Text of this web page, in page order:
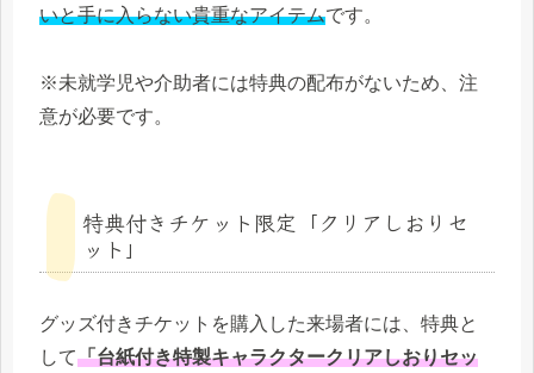
いと手に入らない貴重なアイテムです。
※未就学児や介助者には特典の配布がないため、注
意が必要です。
特典付きチケット限定「クリアしおりセ
ット」
グッズ付きチケットを購入した来場者には、特典と
して「台紙付き特製キャラクタークリアしおりセッ